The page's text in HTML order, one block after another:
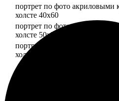
портрет по фото акриловыми
холсте 40х60
портрет по фото акриловыми
холсте 50х70
портрет по фото акриловыми
холсте 60х70